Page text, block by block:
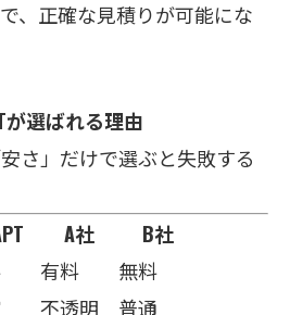
、正確な見積りが可能にな
が選ばれる理由
さ」だけで選ぶと失敗する
A社
B社
有料
無料
不透明 普通